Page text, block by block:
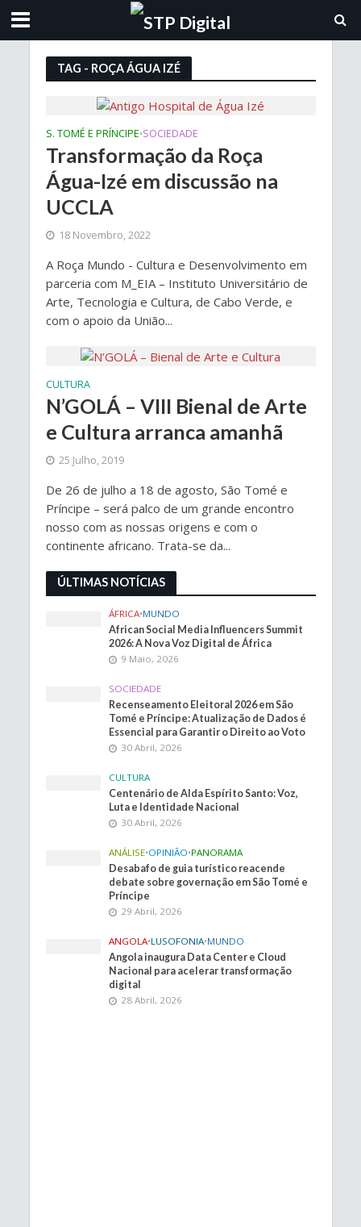
TAG - ROÇA ÁGUA IZÉ
S. TOMÉ E PRÍNCIPE•SOCIEDADE
Transformação da Roça
Água-Izé em discussão na
UCCLA
18 Novembro, 2022
A Roça Mundo - Cultura e Desenvolvimento em
parceria com M_EIA – Instituto Universitário de
Arte, Tecnologia e Cultura, de Cabo Verde, e
com o apoio da União...
CULTURA
N’GOLÁ – VIII Bienal de Arte
e Cultura arranca amanhã
25 Julho, 2019
De 26 de julho a 18 de agosto, São Tomé e
Príncipe – será palco de um grande encontro
nosso com as nossas origens e com o
continente africano. Trata-se da...
ÚLTIMAS NOTÍCIAS
ÁFRICA•MUNDO
African Social Media Influencers Summit
2026: A Nova Voz Digital de África
9 Maio, 2026
SOCIEDADE
Recenseamento Eleitoral 2026 em São
Tomé e Príncipe: Atualização de Dados é
Essencial para Garantir o Direito ao Voto
30 Abril, 2026
CULTURA
Centenário de Alda Espírito Santo: Voz,
Luta e Identidade Nacional
30 Abril, 2026
ANÁLISE•OPINIÃO•PANORAMA
Desabafo de guia turístico reacende
debate sobre governação em São Tomé e
Príncipe
29 Abril, 2026
ANGOLA•LUSOFONIA•MUNDO
Angola inaugura Data Center e Cloud
Nacional para acelerar transformação
digital
28 Abril, 2026